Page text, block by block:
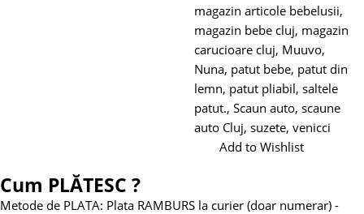
magazin articole bebelusii,
magazin bebe cluj, magazin
carucioare cluj, Muuvo,
Nuna, patut bebe, patut din
lemn, patut pliabil, saltele
patut., Scaun auto, scaune
auto Cluj, suzete, venicci
Add to Wishlist
Cum PLĂTESC ?
Metode de PLATA: Plata RAMBURS la curier (doar numerar) -